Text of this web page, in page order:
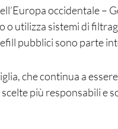
occidentale –
utilizza sistemi di
pubblici sono parte
che continua a
più responsabili e